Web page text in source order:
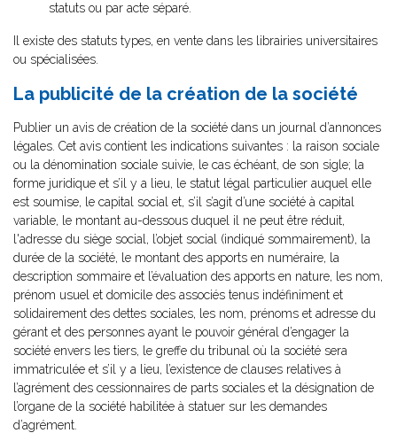
statuts ou par acte séparé.
Il existe des statuts types, en vente dans les librairies universitaires
ou spécialisées.
La publicité de la création de la société
Publier un avis de création de la société dans un journal d’annonces
légales. Cet avis contient les indications suivantes : la raison sociale
ou la dénomination sociale suivie, le cas échéant, de son sigle; la
forme juridique et s’il y a lieu, le statut légal particulier auquel elle
est soumise, le capital social et, s’il s’agit d’une société à capital
variable, le montant au-dessous duquel il ne peut être réduit,
l'adresse du siège social, l’objet social (indiqué sommairement), la
durée de la société, le montant des apports en numéraire, la
description sommaire et l’évaluation des apports en nature, les nom,
prénom usuel et domicile des associés tenus indéfiniment et
solidairement des dettes sociales, les nom, prénoms et adresse du
gérant et des personnes ayant le pouvoir général d’engager la
société envers les tiers, le greffe du tribunal où la société sera
immatriculée et s’il y a lieu, l’existence de clauses relatives à
l’agrément des cessionnaires de parts sociales et la désignation de
l’organe de la société habilitée à statuer sur les demandes
d’agrément.